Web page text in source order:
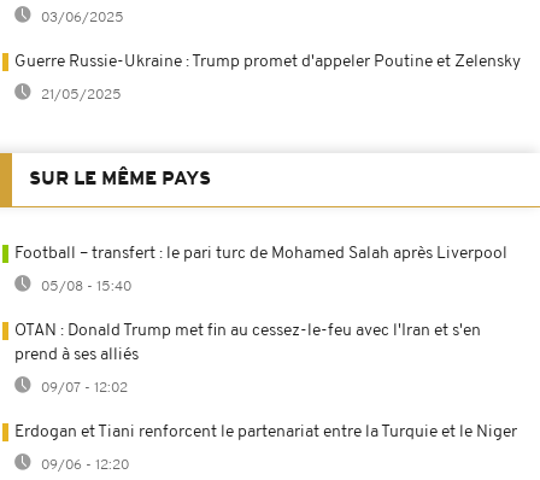
03/06/2025
Guerre Russie-Ukraine : Trump promet d'appeler Poutine et Zelensky
21/05/2025
SUR LE MÊME PAYS
Football – transfert : le pari turc de Mohamed Salah après Liverpool
05/08 - 15:40
OTAN : Donald Trump met fin au cessez-le-feu avec l'Iran et s'en
prend à ses alliés
09/07 - 12:02
Erdogan et Tiani renforcent le partenariat entre la Turquie et le Niger
09/06 - 12:20